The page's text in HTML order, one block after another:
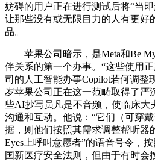
妨碍的用户正在进行测试后将“当即
让那些没有或无限目力的人有更好
品。
苹果公司暗示，是Meta和Be My
伴关系的第一个办事。“这些使用
司的人工智能办事Copilot若何调整
岁苹果公司正在这一范畴取得了严
些AI抄写员凡是不音频，使临床大
沟通和互动。他说：“它们（可穿
据，则他们按照其需求调整帮听器
Eyes上呼叫意愿者”的语音号令，
国新医疗安全法则，但由于有时会